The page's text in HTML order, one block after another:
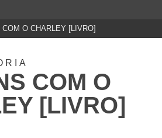
O CHARLEY [LIVRO]
COM O
[LIVRO]